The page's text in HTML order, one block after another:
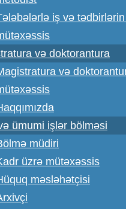
iş və
və doktorantura
və
ümumi işlər bölməsi
müdiri
üzrə mütəxəssis
məsləhətçisi